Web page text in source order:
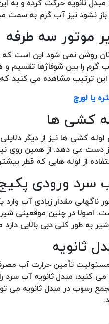
ثانویه حرکت کرده و به
باز نشود نیز آب گرم به سمت
روشن نمی شود این
گرم را بین شوفاژها
ترتیب مشاهده می کنید
یا لورچ
لوله کشی ها نیز از دیگر
دست می دهد. از همین روی
از لوله هایی که قطر
ناگهانی مقدار زیادی آب
اصولا در چنین موقعیتی
به طور کلی دبی بالایی دارد
تأمین حرارت آب
می کنید، مبدل ثانویه آب
رسوب در مبدل ثانویه می